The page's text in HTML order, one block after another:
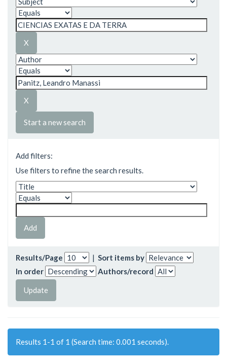
Start a new search
Add filters:
Use filters to refine the search results.
Results/Page | Sort items by
In order
Authors/record
Results 1-1 of 1 (Search time: 0.001 seconds).